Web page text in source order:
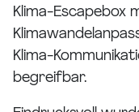
Klima-Escapebox
Klima-
begreifbar.